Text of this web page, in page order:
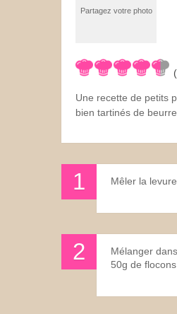
Partagez votre photo
(
Une recette de petits
bien tartinés de
Mêler la
Mélanger
50g de